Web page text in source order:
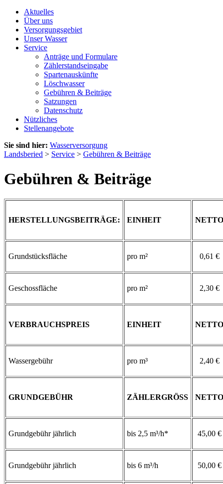
Aktuelles
Über uns
Versorgungsgebiet
Unser Wasser
Service
Anträge und Formulare
Zählerstandseingabe
Spartenauskünfte
Löschwasser
Gebühren & Beiträge
Satzungen
Datenschutz
Nützliches
Stellenangebote
Sie sind hier: Wasserversorgung
Landsberied > Service > Gebühren & Beiträge
Gebühren & Beiträge
HERSTELLUNGSBEITRÄGE: EINHEIT NETTO
Grundstücksfläche pro m² 0,61 €
Geschossfläche pro m² 2,30 €
VERBRAUCHSPREIS EINHEIT NETTO
Wassergebühr pro m³ 2,40 €
GRUNDGEBÜHR ZÄHLERGRÖSS NETTO
Grundgebühr jährlich bis 2,5 m³/h* 45,00 €
Grundgebühr jährlich bis 6 m³/h 50,00 €